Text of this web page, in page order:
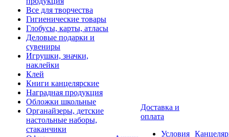
Все для творчества
Гигиенические товары
Глобусы, карты, атласы
Деловые подарки и
сувениры
Игрушки, значки,
наклейки
Клей
Книги канцелярские
Наградная продукция
Обложки школьные
Органайзеры, детские
настольные наборы,
стаканчики
Доставка и
оплата
Условия